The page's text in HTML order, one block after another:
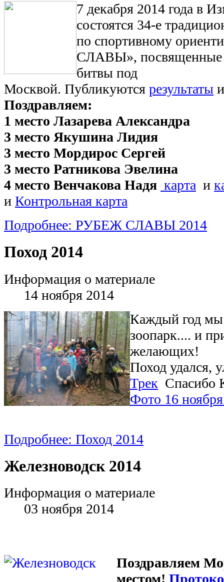
7 декабря 2014 года в
состоятся 34-е
по спортивному
СЛАВЫ», посвященные
битвы под
Москвой. Публикуются результаты
Поздравляем:
1 место Лазарева Александра
3 место Якушина Лидия
3 место Мордирос Сергей
3 место Ратникова Эвелина
4 место Венчакова Надя карта и
и Контрольная карта
Подробнее: РУБЕЖ СЛАВЫ 2014
Поход 2014
Информация о материале
14 ноября 2014
Каждый год мы
зоопарк.... и
желающих!
Поход удался,
Трек Спасибо
Фото 16
Подробнее: Поход 2014
Железноводск 2014
Информация о материале
03 ноября 2014
Поздравляем
местом!